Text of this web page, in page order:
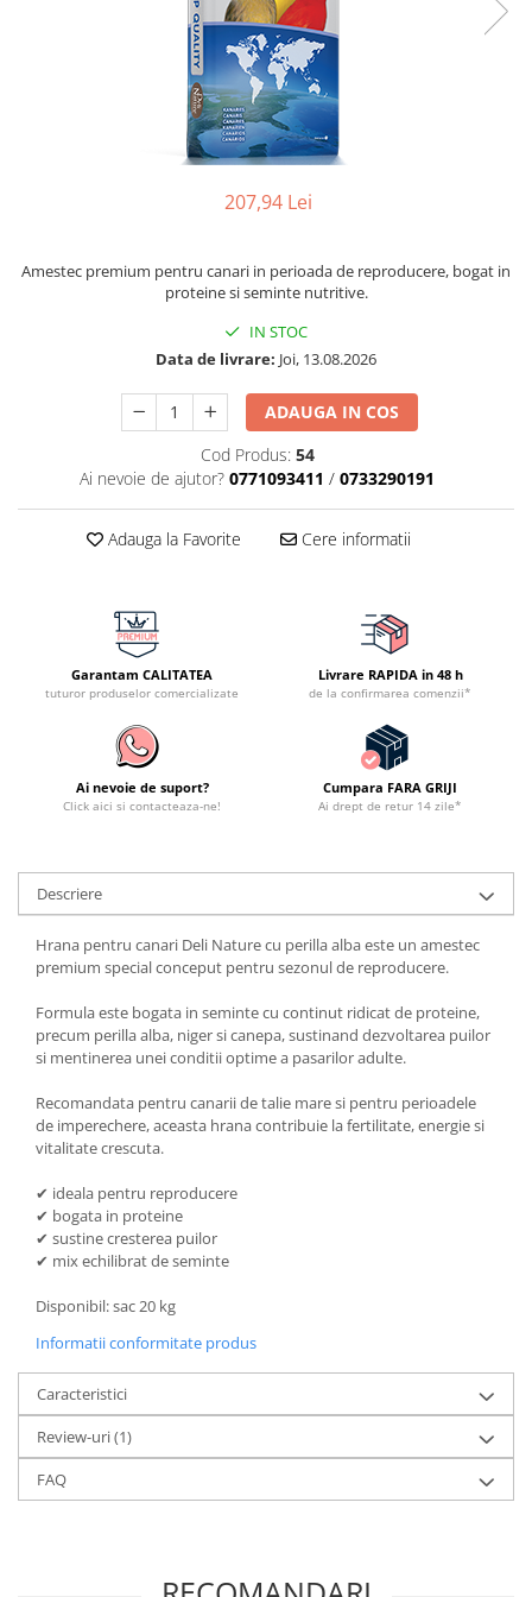
207,94 Lei
Amestec premium pentru canari in perioada de reproducere, bogat in
proteine si seminte nutritive.
IN STOC
Data de livrare: Joi, 13.08.2026
ADAUGA IN COS
Cod Produs: 54
Ai nevoie de ajutor? 0771093411 / 0733290191
Adauga la Favorite Cere informatii
Garantam CALITATEA
tuturor produselor comercializate
Livrare RAPIDA in 48 h
de la confirmarea comenzii*
Ai nevoie de suport?
Click aici si contacteaza-ne!
Cumpara FARA GRIJI
Ai drept de retur 14 zile*
Descriere
Hrana pentru canari Deli Nature cu perilla alba este un amestec
premium special conceput pentru sezonul de reproducere.
Formula este bogata in seminte cu continut ridicat de proteine,
precum perilla alba, niger si canepa, sustinand dezvoltarea puilor
si mentinerea unei conditii optime a pasarilor adulte.
Recomandata pentru canarii de talie mare si pentru perioadele
de imperechere, aceasta hrana contribuie la fertilitate, energie si
vitalitate crescuta.
✔ ideala pentru reproducere
✔ bogata in proteine
✔ sustine cresterea puilor
✔ mix echilibrat de seminte
Disponibil: sac 20 kg
Informatii conformitate produs
Caracteristici
Review-uri(1)
FAQ